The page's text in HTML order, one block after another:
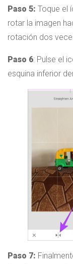
Paso 5: Toque el
rotar la imagen
rotación dos
Paso 6: Pulse el
esquina inferior
Paso 7: